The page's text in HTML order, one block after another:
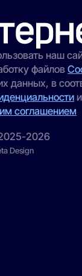
наш
файлов
данных, в
и
соглашением
2026
Design